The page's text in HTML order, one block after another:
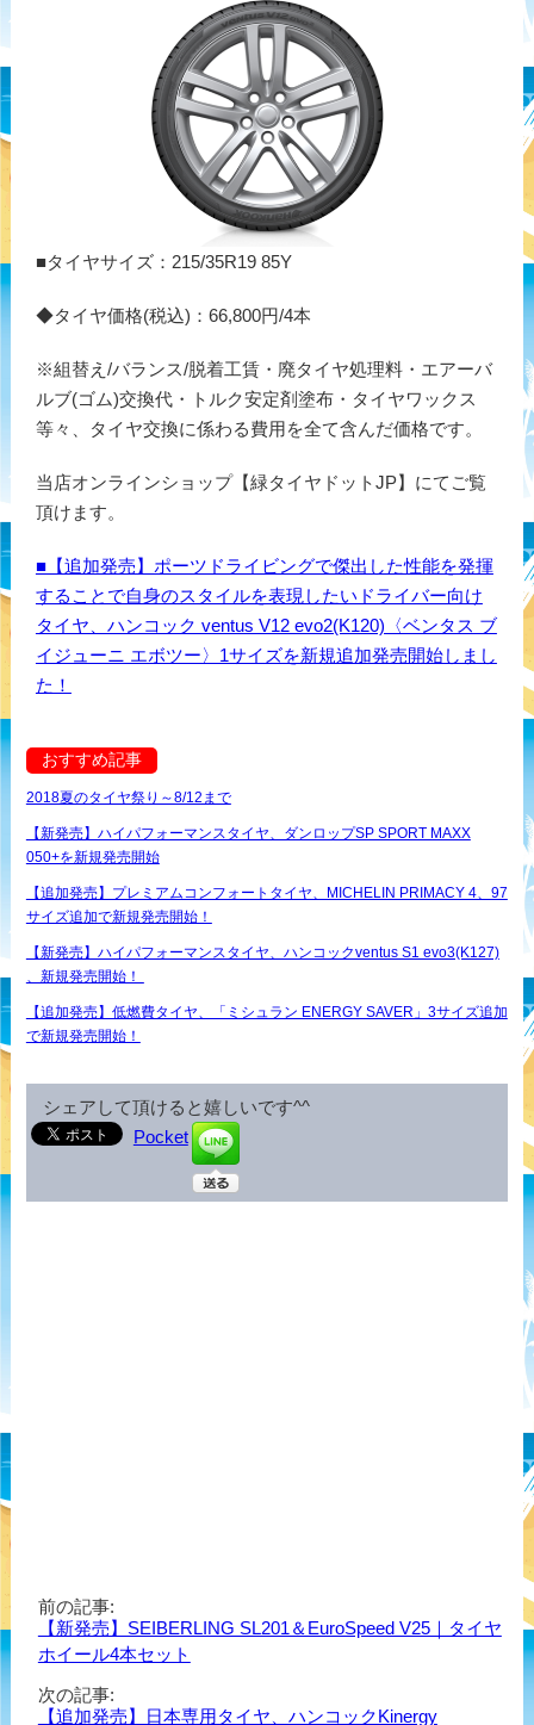
■タイヤサイズ：215/35R19 85Y
◆タイヤ価格(税込)：66,800円/4本
※組替え/バランス/脱着工賃・廃タイヤ処理料・エアーバ
ルブ(ゴム)交換代・トルク安定剤塗布・タイヤワックス
等々、タイヤ交換に係わる費用を全て含んだ価格です。
当店オンラインショップ【緑タイヤドットJP】にてご覧
頂けます。
■【追加発売】ポーツドライビングで傑出した性能を発揮
することで自身のスタイルを表現したいドライバー向け
タイヤ、ハンコック ventus V12 evo2(K120)〈ベンタス ブ
イジューニ エボツー〉1サイズを新規追加発売開始しまし
た！
おすすめ記事
2018夏のタイヤ祭り～8/12まで
【新発売】ハイパフォーマンスタイヤ、ダンロップSP SPORT MAXX
050+を新規発売開始
【追加発売】プレミアムコンフォートタイヤ、MICHELIN PRIMACY 4、97
サイズ追加で新規発売開始！
【新発売】ハイパフォーマンスタイヤ、ハンコックventus S1 evo3(K127)
、新規発売開始！
【追加発売】低燃費タイヤ、「ミシュラン ENERGY SAVER」3サイズ追加
で新規発売開始！
シェアして頂けると嬉しいです^^
Pocket
前の記事:
【新発売】SEIBERLING SL201＆EuroSpeed V25｜タイヤ
ホイール4本セット
次の記事:
【追加発売】日本専用タイヤ、ハンコックKinergy